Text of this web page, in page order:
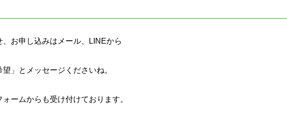
、お申し込みはメール、LINEから
望」とメッセージくださいね。
ームからも受け付けております。